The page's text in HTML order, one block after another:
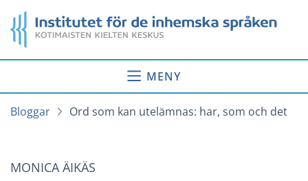
till
innehåll
Startsida
MENY
Bloggar Ord som kan utelämnas: har, som och det
MONICA ÄIKÄS